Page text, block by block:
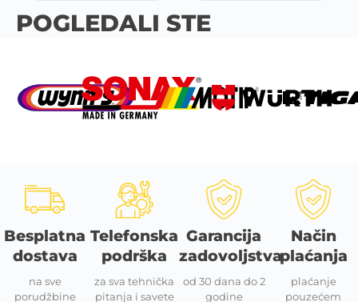
POGLEDALI STE
Besplatna
dostava
na sve
porudžbine
Telefonska
podrška
za sva tehnička
pitanja i savete
Garancija
zadovoljstva
od 30 dana do 2
godine
Način
plaćanja
plaćanje
pouzećem